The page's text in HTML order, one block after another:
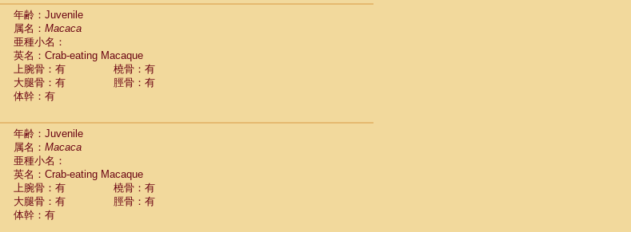
(0)
agilis (0)
galeritus chrysogaster
torquatus atys(0)
torquatus lunulatus(0)
torquatus torquatus(1)
hybrid(0)
albigena
(0)
(4)
(1)
年齢：Juvenile
属名： Macaca
亜種小名：
英名：Crab-eating Macaque
上腕骨：有
橈骨：有
大腿骨：有
脛骨：有
体幹：有
年齢：Juvenile
属名： Macaca
亜種小名：
英名：Crab-eating Macaque
上腕骨：有
橈骨：有
大腿骨：有
脛骨：有
体幹：有